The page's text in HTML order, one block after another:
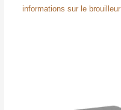
informations sur le brouilleur